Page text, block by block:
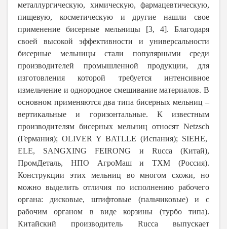
металлургическую, химическую, фармацевтическую,
пищевую, косметическую и другие нашли свое
применение бисерные мельницы [3, 4]. Благодаря
своей высокой эффективности и универсальности
бисерные мельницы стали популярными среди
производителей промышленной продукции, для
изготовления которой требуется интенсивное
измельчение и однородное смешивание материалов. В
основном применяются два типа бисерных мельниц –
вертикальные и горизонтальные. К известным
производителям бисерных мельниц относят Netzsch
(Германия); OLIVER Y BATLLE (Испания); SIEHE,
ELE, SANGXING FEIRONG и Rucca (Китай),
ПромДеталь, НПО АгроМаш и ТХМ (Россия).
Конструкции этих мельниц во многом схожи, но
можно выделить отличия по исполнению рабочего
органа: дисковые, штифтовые (пальчиковые) и с
рабочим органом в виде корзины (турбо типа).
Китайский производитель Rucca выпускает